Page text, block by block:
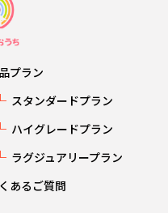
プラン
スタンダードプラン
ハイグレードプラン
ラグジュアリープラン
あるご質問